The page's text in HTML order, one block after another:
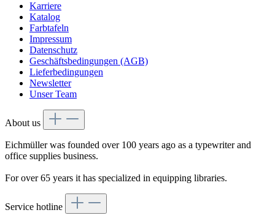
Karriere
Katalog
Farbtafeln
Impressum
Datenschutz
Geschäftsbedingungen (AGB)
Lieferbedingungen
Newsletter
Unser Team
About us
Eichmüller was founded over 100 years ago as a typewriter and
office supplies business.
For over 65 years it has specialized in equipping libraries.
Service hotline